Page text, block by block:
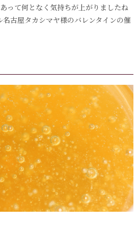
って何となく気持ちが上がりましたね
古屋タカシマヤ様のバレンタインの催